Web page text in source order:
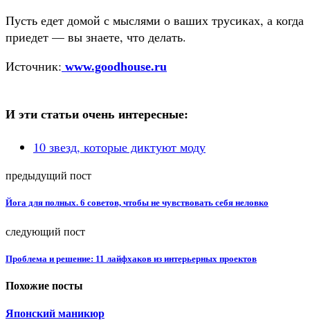
Пусть едет домой с мыслями о ваших трусиках, а когда
приедет — вы знаете, что делать.
Источник: www.goodhouse.ru
И эти статьи очень интересные:
10 звезд, которые диктуют моду
предыдущий пост
Йога для полных. 6 советов, чтобы не чувствовать себя неловко
следующий пост
Проблема и решение: 11 лайфхаков из интерьерных проектов
Похожие посты
Японский маникюр